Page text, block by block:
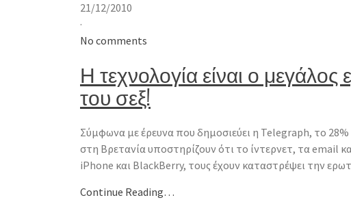
21/12/2010
·
No comments
Η τεχνολογία είναι ο μεγάλος
του σεξ!
Σύμφωνα με έρευνα που δημοσιεύει η Telegraph, το
στη Βρετανία υποστηρίζουν ότι το ίντερνετ, τα email
iPhone και BlackBerry, τους έχουν καταστρέψει την
Continue Reading…